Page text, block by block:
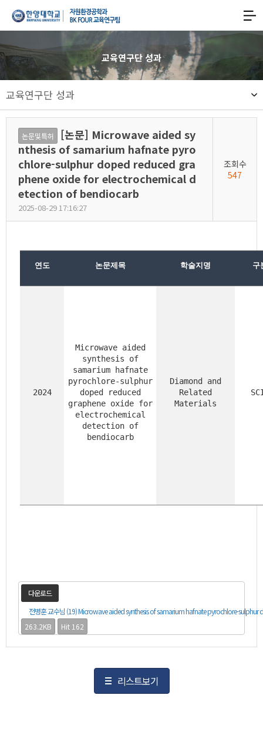
한양대학교한양대학교
공과대학
자원환경공학과
기후변화대응형
친환경에너지자원
스마트개발
글로벌리더
양성
교육연구팀
사이트맵
교육연구단 성과
교육연구단 성과
논문및특허
[논문] Microwave aided sy
nthesis of samarium hafnate pyro
chlore-sulphur doped reduced gra
phene oxide for electrochemical d
etection of bendiocarb
2025-08-29 17:16:27
조회수
547
연도 논문제목 학술지명 구
2024
Microwave aided
synthesis of
samarium hafnate
pyrochlore-sulphur
doped reduced
graphene oxide for
electrochemical
detection of
bendiocarb
Diamond and
Related
Materials
다운로드
전병훈 교수님 (19) Microwave aided synthesis of samarium hafnate pyrochlore-
263.2KB
Hit 162
리스트보기